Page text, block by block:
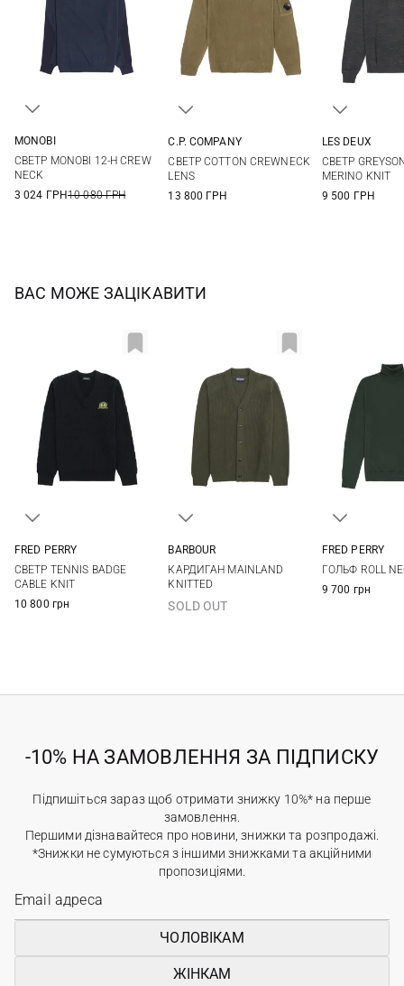
MONOBI
СВЕТР MONOBI 12-H CREW
NECK
3 024 ГРН10 080 ГРН
C.P. COMPANY
СВЕТР COTTON CREWNECK
LENS
13 800 ГРН
LES DEUX
СВЕТР
MERINO KNIT
9 500 ГРН
ВАС МОЖЕ ЗАЦІКАВИТИ
FRED PERRY
СВЕТР TENNIS BADGE
CABLE KNIT
10 800 грн
BARBOUR
КАРДИГАН MAINLAND
KNITTED
SOLD OUT
FRED PERRY
ГОЛЬФ ROLL
9 700 грн
-10% НА ЗАМОВЛЕННЯ ЗА ПІДПИСКУ
Підпишіться зараз щоб отримати знижку 10%* на перше
замовлення.
Першими дізнавайтеся про новини, знижки та розпродажі.
*Знижки не сумуються з іншими знижками та акційними
пропозиціями.
ЧОЛОВІКАМ
ЖІНКАМ